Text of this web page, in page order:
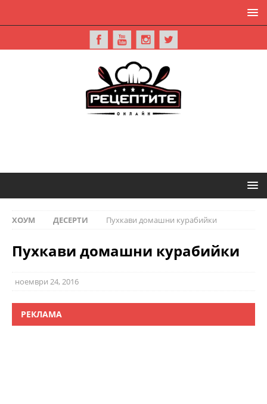
ХОУМ ДЕСЕРТИ Пухкави домашни курабийки
Пухкави домашни курабийки
ноември 24, 2016
РЕКЛАМА